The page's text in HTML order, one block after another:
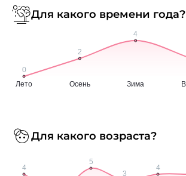
Для какого времени года?
Для какого возраста?